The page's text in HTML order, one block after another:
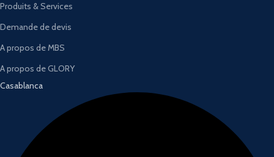
Produits & Services
Demande de devis
A propos de MBS
A propos de GLORY
Casablanca